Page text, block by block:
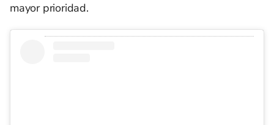
mayor prioridad.